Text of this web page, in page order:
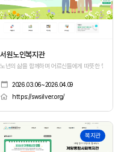
공하는 기업
서원노인복지관
노년의 삶을 함께하며 어르신들에게 따뜻한 행복과 활
2026.03.06~2026.04.09
https://swsilver.org/
복지관